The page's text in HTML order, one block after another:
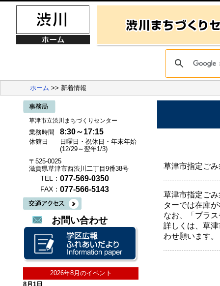
ホーム >> 新着情報
草津市立渋川まちづくりセンター
業務時間 8:30～17:15
休館日
日曜日・祝休日・年末年始
(12/29～翌年1/3)
〒525-0025
滋賀県草津市西渋川二丁目9番38号
TEL： 077-569-0350
FAX： 077-566-5143
お問い合わせ
2026年8月のイベント
8月1日
草津市指定ご
草津市指定ご
ターでは在庫
なお、「プラ
詳しくは、草
わせ願います。